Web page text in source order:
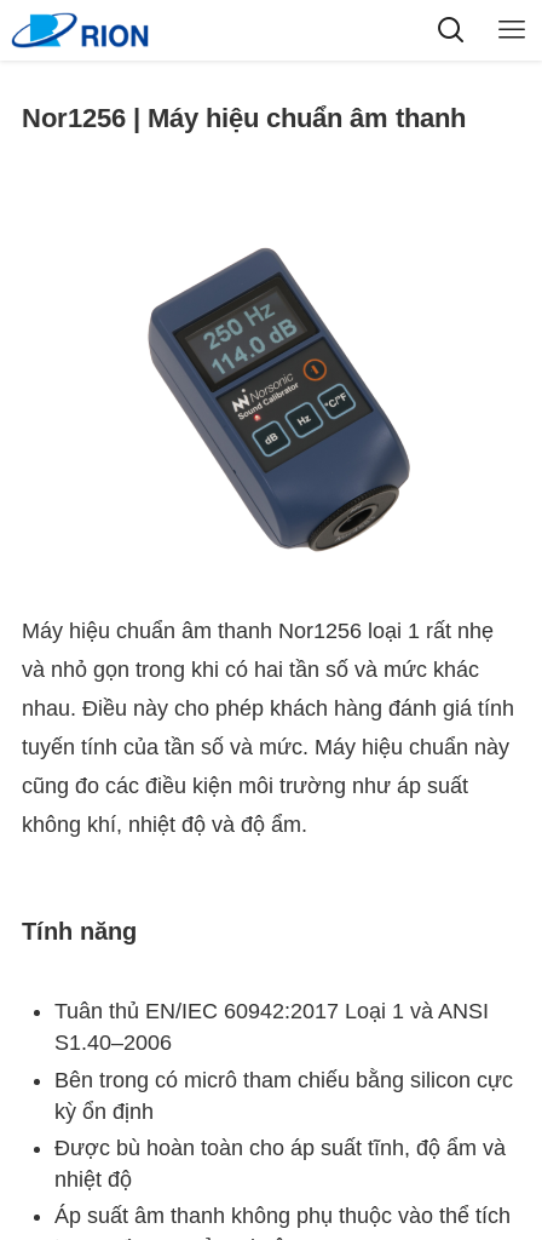
Nor1256 | Máy hiệu chuẩn âm thanh
Máy hiệu chuẩn âm thanh Nor1256 loại 1 rất nhẹ
và nhỏ gọn trong khi có hai tần số và mức khác
nhau. Điều này cho phép khách hàng đánh giá tính
tuyến tính của tần số và mức. Máy hiệu chuẩn này
cũng đo các điều kiện môi trường như áp suất
không khí, nhiệt độ và độ ẩm.
Tính năng
Tuân thủ EN/IEC 60942:2017 Loại 1 và ANSI
S1.40–2006
Bên trong có micrô tham chiếu bằng silicon cực
kỳ ổn định
Được bù hoàn toàn cho áp suất tĩnh, độ ẩm và
nhiệt độ
Áp suất âm thanh không phụ thuộc vào thể tích